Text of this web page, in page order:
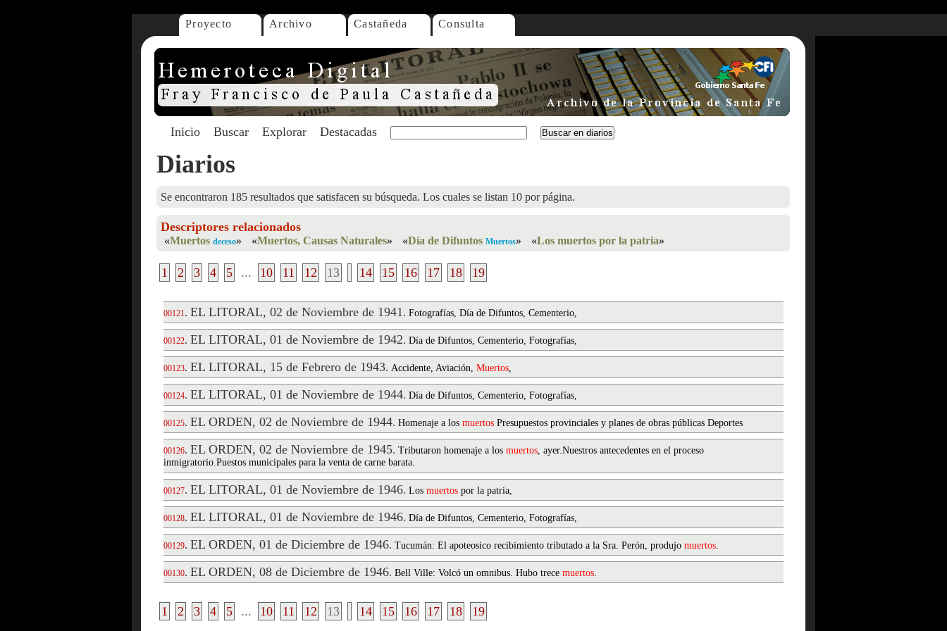
Proyecto Archivo Castañeda Consulta
Inicio Buscar Explorar Destacadas
Diarios
Se encontraron 185 resultados que satisfacen su búsqueda. Los cuales se listan 10 por página.
Descriptores relacionados
«Muertos deceso» «Muertos, Causas Naturales» «Día de Difuntos Muertos» «Los muertos por la patria»
1 2 3 4 5 ... 10 11 12 13 14 15 16 17 18 19
00121. EL LITORAL, 02 de Noviembre de 1941. Fotografías, Día de Difuntos, Cementerio,
00122. EL LITORAL, 01 de Noviembre de 1942. Día de Difuntos, Cementerio, Fotografías,
00123. EL LITORAL, 15 de Febrero de 1943. Accidente, Aviación, Muertos,
00124. EL LITORAL, 01 de Noviembre de 1944. Día de Difuntos, Cementerio, Fotografías,
00125. EL ORDEN, 02 de Noviembre de 1944. Homenaje a los muertos Presupuestos provinciales y planes de obras públicas Deportes
00126. EL ORDEN, 02 de Noviembre de 1945. Tributaron homenaje a los muertos, ayer.Nuestros antecedentes en el proceso
inmigratorio.Puestos municipales para la venta de carne barata.
00127. EL LITORAL, 01 de Noviembre de 1946. Los muertos por la patria,
00128. EL LITORAL, 01 de Noviembre de 1946. Día de Difuntos, Cementerio, Fotografías,
00129. EL ORDEN, 01 de Diciembre de 1946. Tucumán: El apoteosico recibimiento tributado a la Sra. Perón, produjo muertos.
00130. EL ORDEN, 08 de Diciembre de 1946. Bell Ville: Volcó un omnibus. Hubo trece muertos.
1 2 3 4 5 ... 10 11 12 13 14 15 16 17 18 19